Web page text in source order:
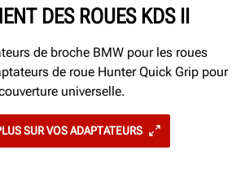
DES ROUES KDS II
de broche BMW pour les roues
de roue Hunter Quick Grip pour
universelle.
SUR VOS ADAPTATEURS